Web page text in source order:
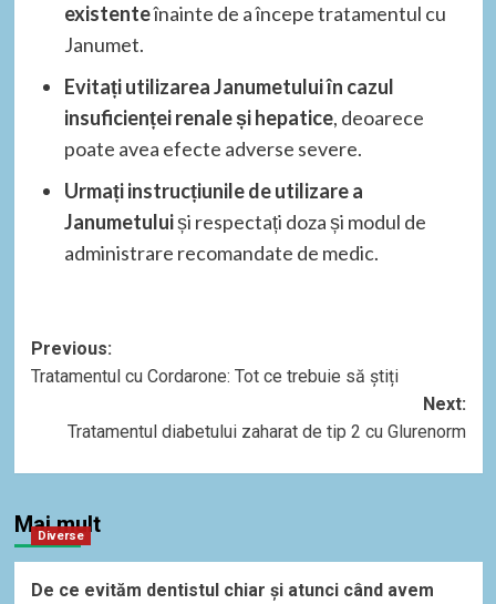
existenteînainte de a începe tratamentul cu
Janumet.
Evitați utilizarea Janumetului în cazul
insuficienței renale și hepatice, deoarece
poate avea efecte adverse severe.
Urmați instrucțiunile de utilizare a
Janumetuluiși respectați doza și modul de
administrare recomandate de medic.
Post
navigation
Previous:
Tratamentul cu Cordarone: Tot ce trebuie să știți
Next:
Tratamentul diabetului zaharat de tip 2 cu Glurenorm
Mai mult
Diverse
De ce evităm dentistul chiar și atunci când avem